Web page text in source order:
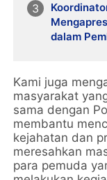
dalam
Kami juga
masyarakat
sama dengan
membantu
kejahatan dan
meresahkan
para pemuda